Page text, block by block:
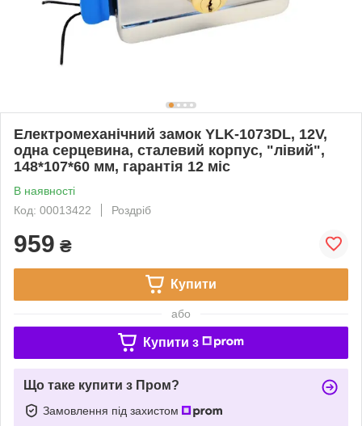
Електромеханічний замок YLK-1073DL, 12V,
одна серцевина, сталевий корпус, "лівий",
148*107*60 мм, гарантія 12 міс
В наявності
Код: 00013422
Роздріб
959 ₴
Купити
або
Купити з
Що таке купити з Пром?
Замовлення під захистом